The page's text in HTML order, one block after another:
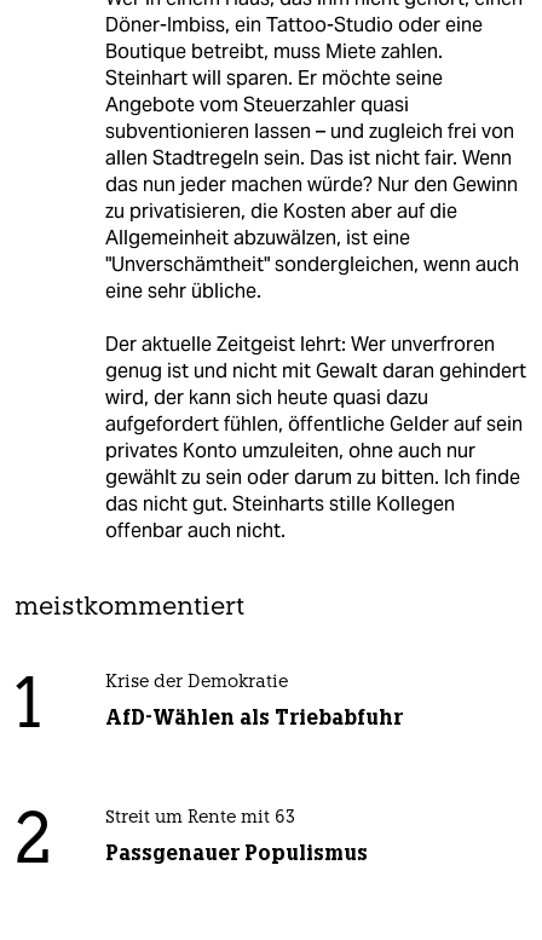
Döner-Imbiss, ein Tattoo-Studio oder eine
Boutique betreibt, muss Miete zahlen.
Steinhart will sparen. Er möchte seine
Angebote vom Steuerzahler quasi
subventionieren lassen – und zugleich frei von
allen Stadtregeln sein. Das ist nicht fair. Wenn
das nun jeder machen würde? Nur den Gewinn
zu privatisieren, die Kosten aber auf die
Allgemeinheit abzuwälzen, ist eine
"Unverschämtheit" sondergleichen, wenn auch
eine sehr übliche.
Der aktuelle Zeitgeist lehrt: Wer unverfroren
genug ist und nicht mit Gewalt daran gehindert
wird, der kann sich heute quasi dazu
aufgefordert fühlen, öffentliche Gelder auf sein
privates Konto umzuleiten, ohne auch nur
gewählt zu sein oder darum zu bitten. Ich finde
das nicht gut. Steinharts stille Kollegen
offenbar auch nicht.
meistkommentiert
1 Krise der Demokratie
AfD-Wählen als Triebabfuhr
2 Streit um Rente mit 63
Passgenauer Populismus